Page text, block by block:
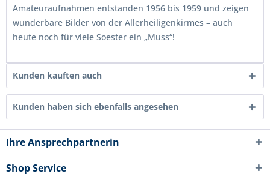
Amateuraufnahmen entstanden 1956 bis 1959 und zeigen
wunderbare Bilder von der Allerheiligenkirmes – auch
heute noch für viele Soester ein „Muss“!
Kunden kauften auch
Kunden haben sich ebenfalls angesehen
Ihre Ansprechpartnerin
Shop Service